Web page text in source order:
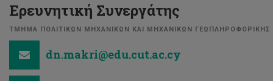
Ερευνητική Συνεργάτης
ΤΜΗΜΑ ΠΟΛΙΤΙΚΩΝ ΜΗΧΑΝΙΚΩΝ ΚΑΙ ΜΗΧΑΝΙΚΩΝ ΓΕΩΠΛΗΡΟΦΟΡΙΚΗΣ
dn.makri@edu.cut.ac.cy